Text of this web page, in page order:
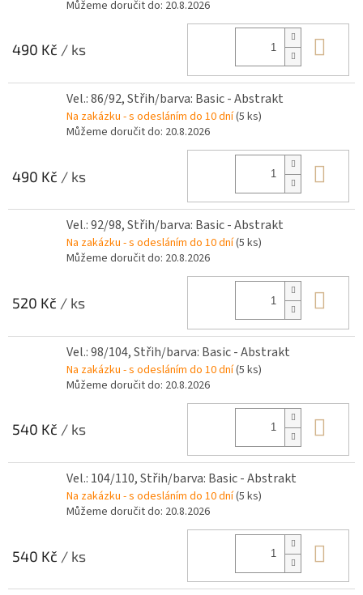
Můžeme doručit do: 20.8.2026
490 Kč / ks
Vel.: 86/92, Střih/barva: Basic - Abstrakt
Na zakázku - s odesláním do 10 dní(5 ks)
Můžeme doručit do: 20.8.2026
490 Kč / ks
Vel.: 92/98, Střih/barva: Basic - Abstrakt
Na zakázku - s odesláním do 10 dní(5 ks)
Můžeme doručit do: 20.8.2026
520 Kč / ks
Vel.: 98/104, Střih/barva: Basic - Abstrakt
Na zakázku - s odesláním do 10 dní(5 ks)
Můžeme doručit do: 20.8.2026
540 Kč / ks
Vel.: 104/110, Střih/barva: Basic - Abstrakt
Na zakázku - s odesláním do 10 dní(5 ks)
Můžeme doručit do: 20.8.2026
540 Kč / ks